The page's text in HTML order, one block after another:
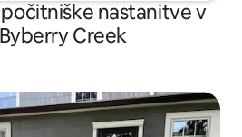
nastanitve v
Creek
z značko »Izbira gostov«